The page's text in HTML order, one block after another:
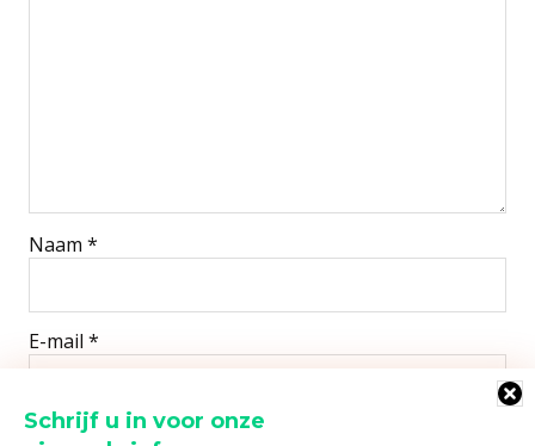
Schrijf u in voor onze
Naam *
E-mail*
Site